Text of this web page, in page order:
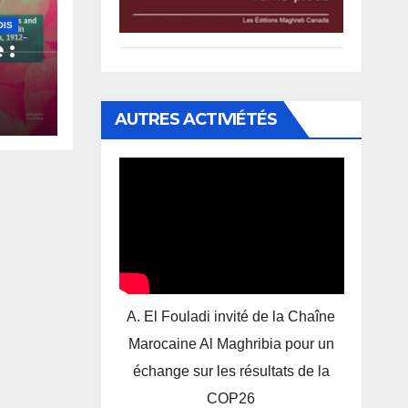
:
AUTRES ACTIVIÉTÉS
A. El Fouladi invité de la Chaîne
Marocaine Al Maghribia pour un
échange sur les résultats de la
COP26